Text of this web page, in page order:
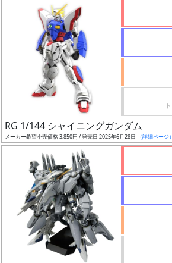
ー
ズ・
タ
RG 1/144 シャイニングガンダム
メーカー希望小売価格 3,850円 / 発売日 2025年6月28日 （詳細ページ）